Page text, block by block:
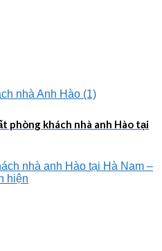
phòng khách nhà anh Hào tại
nhà anh Hào tại Hà Nam –
hiện